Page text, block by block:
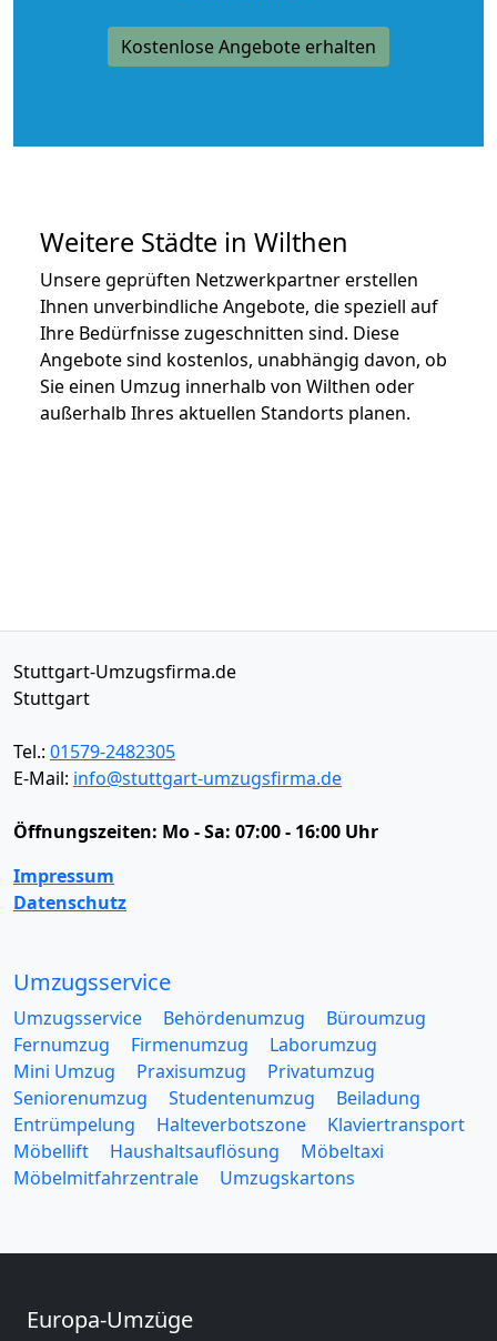
Kostenlose Angebote erhalten
Weitere Städte in Wilthen
Unsere geprüften Netzwerkpartner erstellen
Ihnen unverbindliche Angebote, die speziell auf
Ihre Bedürfnisse zugeschnitten sind. Diese
Angebote sind kostenlos, unabhängig davon, ob
Sie einen Umzug innerhalb von Wilthen oder
außerhalb Ihres aktuellen Standorts planen.
Stuttgart-Umzugsfirma.de
Stuttgart
Tel.: 01579-2482305
E-Mail: info@stuttgart-umzugsfirma.de
Öffnungszeiten: Mo - Sa: 07:00 - 16:00 Uhr
Impressum
Datenschutz
Umzugsservice
Umzugsservice Behördenumzug
Büroumzug
Fernumzug
Firmenumzug
Laborumzug
Mini Umzug
Praxisumzug
Privatumzug
Seniorenumzug
Studentenumzug
Beiladung
Entrümpelung
Halteverbotszone
Klaviertransport
Möbellift
Haushaltsauflösung
Möbeltaxi
Möbelmitfahrzentrale
Umzugskartons
Europa-Umzüge